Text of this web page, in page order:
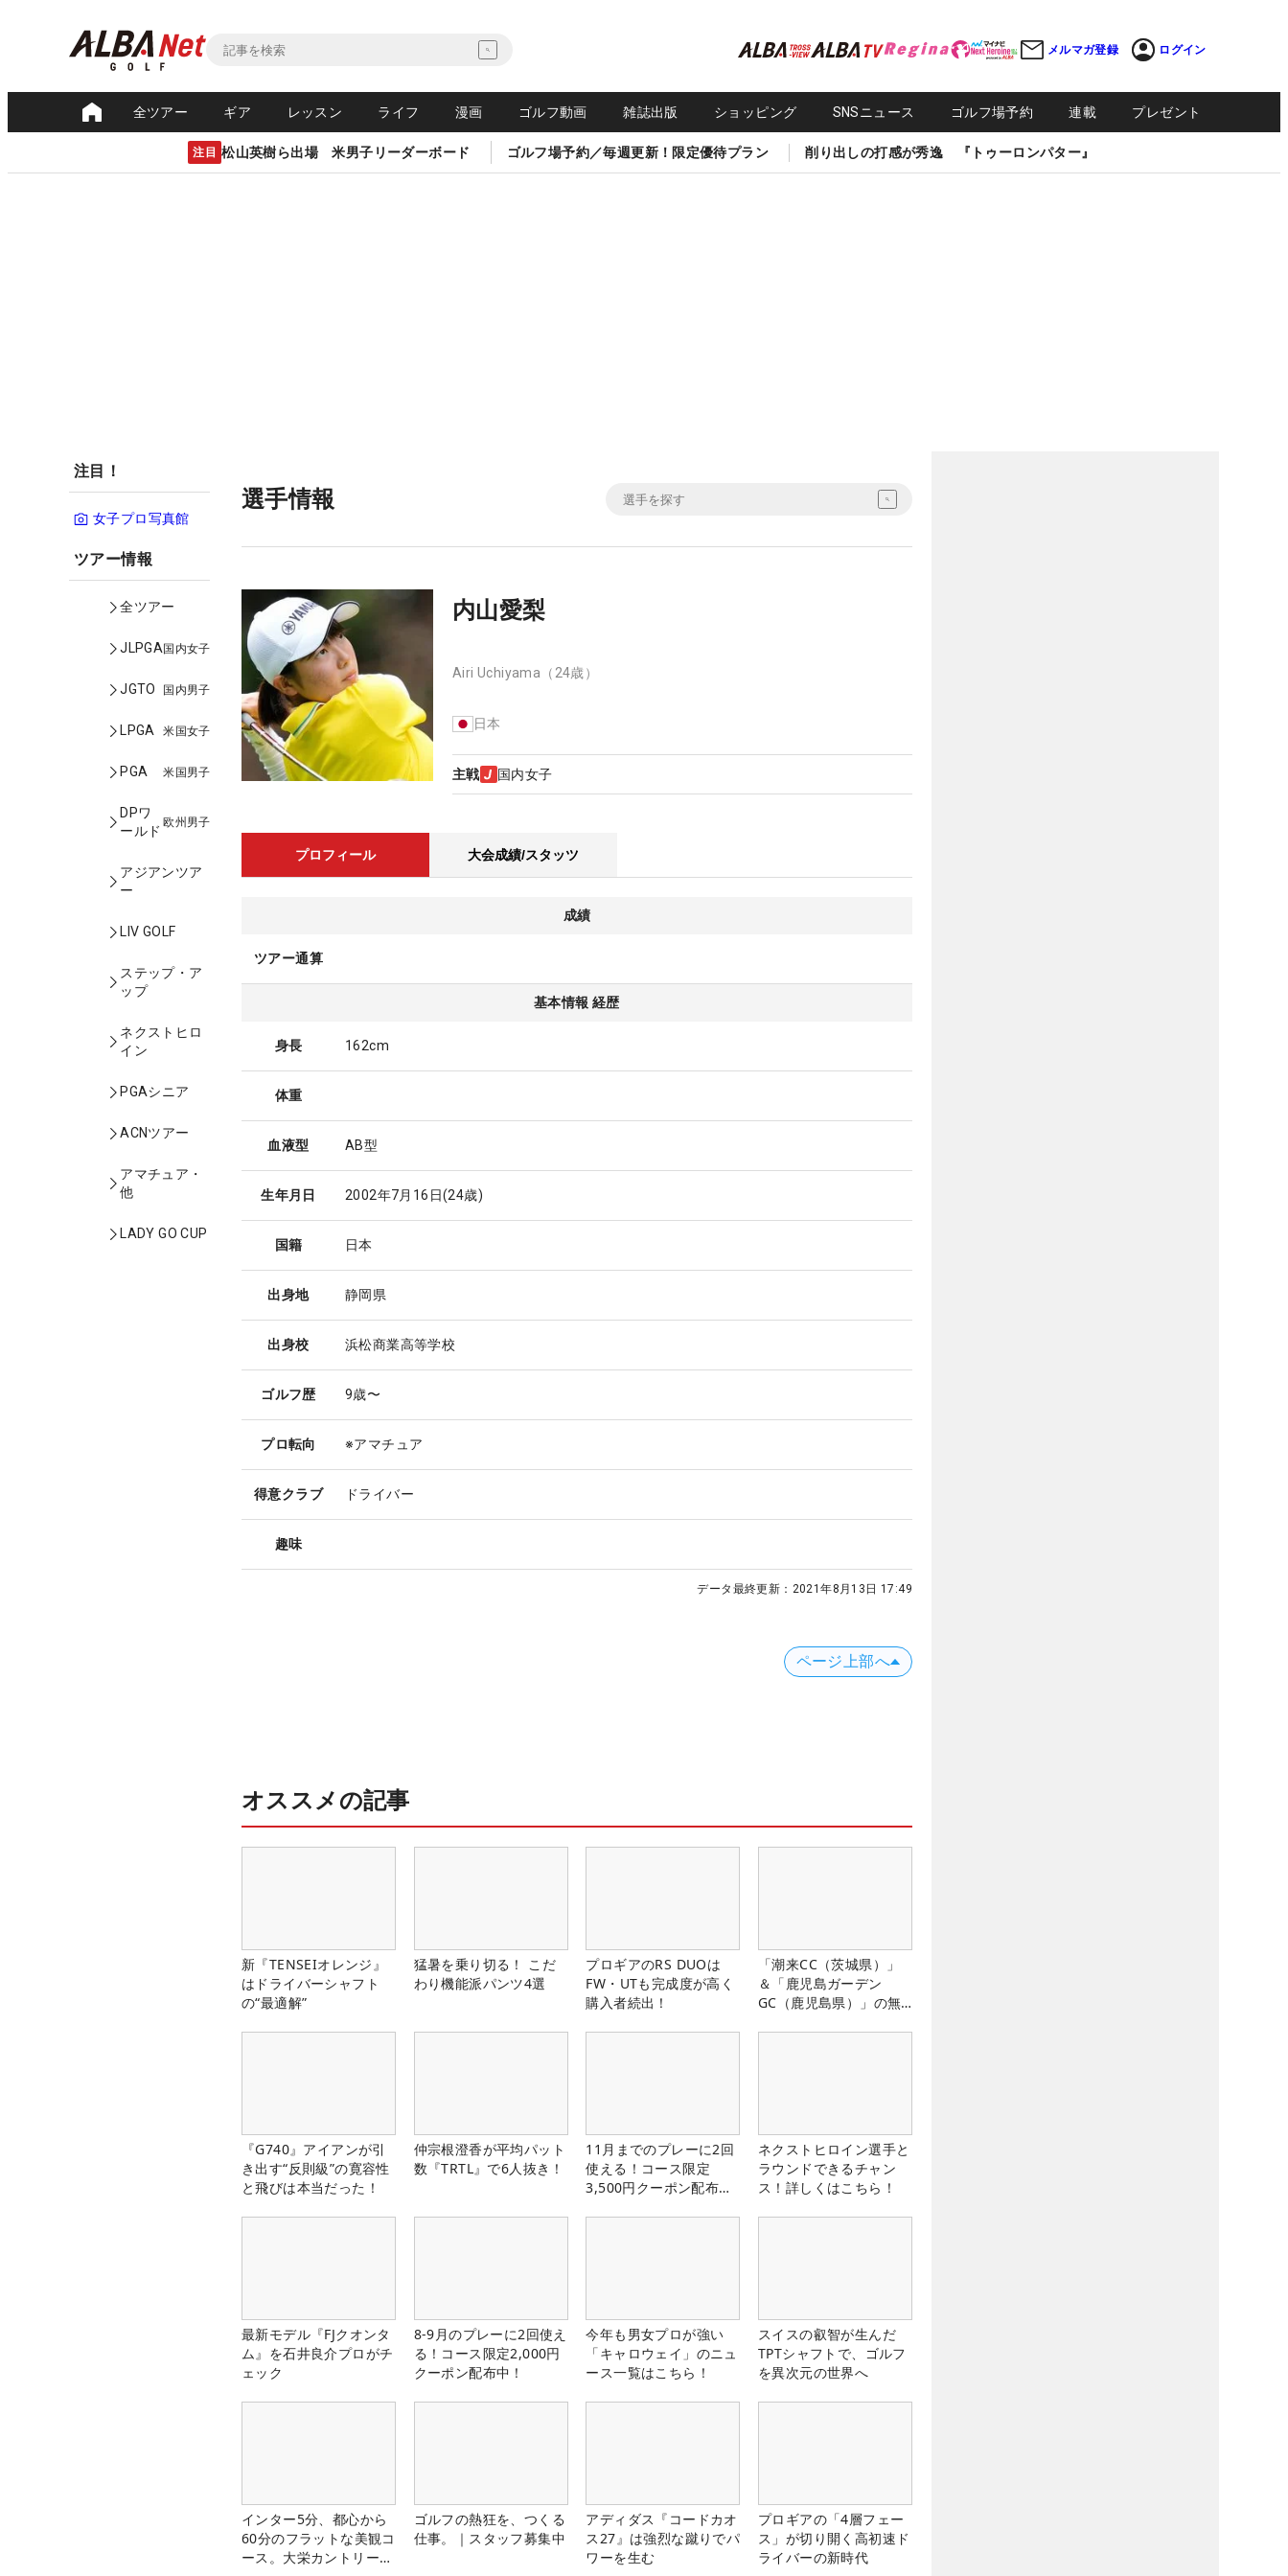
メルマガ登録 ログイン
全ツアー ギア レッスン ライフ 漫画 ゴルフ動画 雑誌出版 ショッピング SNSニュース ゴルフ場予約 連載 プレゼント
注目 松山英樹ら出場 米男子リーダーボード ゴルフ場予約／毎週更新！限定優待プラン 削り出しの打感が秀逸 『トゥーロンパター』
注目！
女子プロ写真館
ツアー情報
全ツアー
JLPGA国内女子
JGTO 国内男子
LPGA 米国女子
PGA 米国男子
DPワ
ールド
欧州男子
アジアンツア
ー
LIV GOLF
ステップ・ア
ップ
ネクストヒロ
イン
PGAシニア
ACNツアー
アマチュア・
他
LADY GO CUP
選手情報
内山愛梨
Airi Uchiyama （24歳）
日本
主戦 国内女子
プロフィール 大会成績/スタッツ
成績
ツアー通算
基本情報 経歴
身長 162cm
体重
血液型 AB型
生年月日 2002年7月16日(24歳)
国籍 日本
出身地 静岡県
出身校 浜松商業高等学校
ゴルフ歴 9歳〜
プロ転向 ※アマチュア
得意クラブ ドライバー
趣味
データ最終更新： 2021年8月13日 17:49
ページ上部へ
オススメの記事
新『TENSEIオレンジ』
はドライバーシャフト
の“最適解”
猛暑を乗り切る！ こだ
わり機能派パンツ4選
プロギアのRS DUOは
FW・UTも完成度が高く
購入者続出！
「潮来CC（茨城県）」
＆「鹿児島ガーデン
GC（鹿児島県）」の無
『G740』アイアンが引
き出す“反則級”の寛容性
と飛びは本当だった！
仲宗根澄香が平均パット
数『TRTL』で6人抜き！
11月までのプレーに2回
使える！コース限定
3,500円クーポン配布
ネクストヒロイン選手と
ラウンドできるチャン
ス！詳しくはこちら！
最新モデル『FJクオンタ
ム』を石井良介プロがチ
ェック
8-9月のプレーに2回使え
る！コース限定2,000円
クーポン配布中！
今年も男女プロが強い
「キャロウェイ」のニュ
ース一覧はこちら！
スイスの叡智が生んだ
TPTシャフトで、ゴルフ
を異次元の世界へ
インター5分、都心から
60分のフラットな美観コ
ース。大栄カントリー俱
ゴルフの熱狂を、つくる
仕事。｜スタッフ募集中
アディダス『コードカオ
ス27』は強烈な蹴りでパ
ワーを生む
プロギアの「4層フェー
ス」が切り開く高初速ド
ライバーの新時代